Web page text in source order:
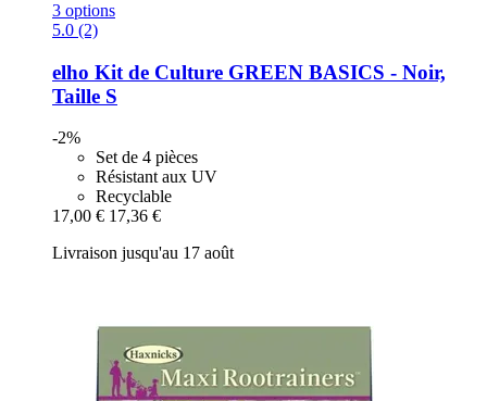
3 options
5.0 (2)
elho Kit de Culture GREEN BASICS -​ Noir,
Taille S
-2%
Set de 4 pièces
Résistant aux UV
Recyclable
17,00 € 17,36 €
Livraison jusqu'au 17 août